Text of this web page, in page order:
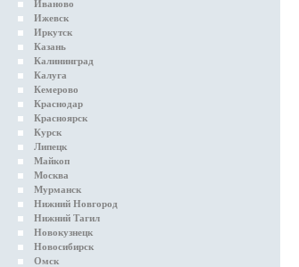
Иваново
Ижевск
Иркутск
Казань
Калининград
Калуга
Кемерово
Краснодар
Красноярск
Курск
Липецк
Майкоп
Москва
Мурманск
Нижний Новгород
Нижний Тагил
Новокузнецк
Новосибирск
Омск